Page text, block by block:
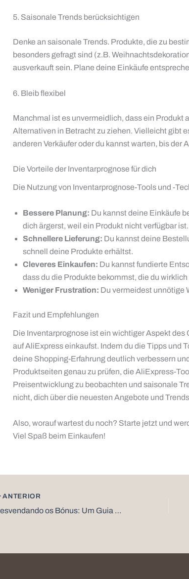
5. Saisonale Trends berücksichtigen
Denke an saisonale Trends. Produkte, die zu
besonders gefragt sind (z.B.
ausverkauft sein. Plane deine Einkäufe
6. Bleib flexibel
Manchmal ist es unvermeidlich, dass ein Produkt
Alternativen in Betracht zu ziehen. Vielleicht gibt
anderen Verkäufer oder du kannst warten, bis der
Die Vorteile der Inventarprognose für dich
Die Nutzung von Inventarprognose-Tools und -
Bessere Planung: Du kannst deine Einkäufe
dich ärgerst, weil ein Produkt nicht verfügbar ist.
Schnellere Lieferung: Du kannst deine
schnell deine Produkte erhältst.
Cleveres Einkaufen: Du kannst fundierte
dass du die Produkte bekommst, die du
Weniger Frustration: Du vermeidest unnötige
Fazit und Empfehlungen
Die Inventarprognose ist ein wichtiger Aspekt
auf AliExpress einkaufst. Indem du die Tipps und
deine Shopping-Erfahrung deutlich verbessern
Produktseiten genau zu prüfen, die AliExpress-
Preisentwicklung zu beobachten und saisonale
nicht, dich über die neuesten Angebote und
Also, worauf wartest du noch? Starte jetzt und
Viel Spaß beim Einkaufen!
ANTERIOR
Desvendando os Bónus: Um Guia para Iniciantes no Casino Online